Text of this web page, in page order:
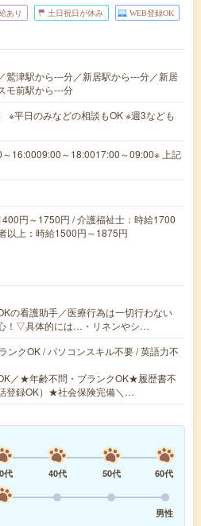
あり 土日祝日が休み WEB登録OK
鷲津駅から---分／新居駅から---分／新居
モ前駅から---分
※平日のみなどの相談もOK ※週3なども
～16:0009:00～18:0017:00～09:00※ 上記
円～1750円 / 介護福祉士：時給1700
以上：時給1500円～1875円
の看護助手／医療行為は一切行わない
！▽具体的には…・リネンやシ…
ンクOK / パソコンスキル不要 / 英語力不
／★年齢不問・ブランクOK★履歴書不
登録OK）★社会保険完備＼…
代 40代 50代
60代
男性